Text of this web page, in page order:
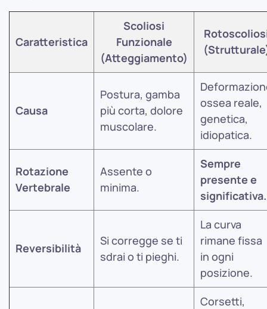
Caratteristica
Scoliosi
Funzionale
(Atteggiamento)
Causa
Postura, gamba
più corta, dolore
muscolare.
ossea reale,
genetica,
idiopatica.
Rotazione
Vertebrale
Assente o
minima.
Sempre
presente e
significativa.
Reversibilità
Si corregge se ti
sdrai o ti pieghi.
La curva
rimane fissa
in ogni
posizione.
Corsetti,